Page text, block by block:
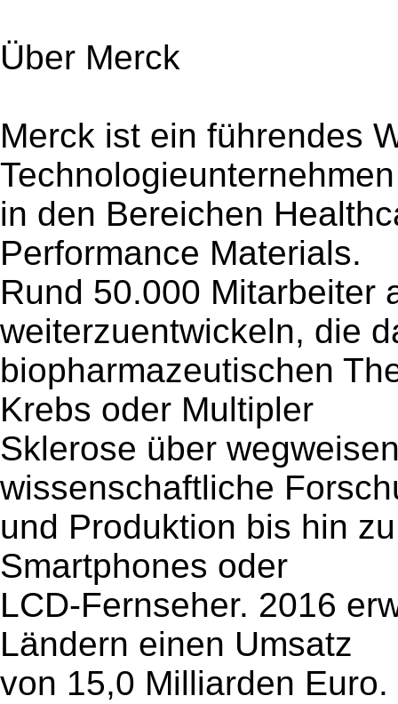
Über Merck
Merck ist ein führendes
Technologieunternehmen
in den Bereichen
Performance Materials.
Rund 50.000 Mitarbeiter
weiterzuentwickeln, die
biopharmazeutischen
Krebs oder Multipler
Sklerose über
wissenschaftliche
und Produktion bis hin
Smartphones oder
LCD-Fernseher. 2016
Ländern einen Umsatz
von 15,0 Milliarden Euro.